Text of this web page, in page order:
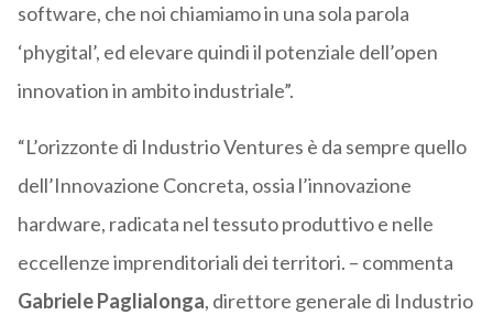
software, che noi chiamiamo in una sola parola
‘phygital’, ed elevare quindi il potenziale dell’open
innovation in ambito industriale”.
“L’orizzonte di Industrio Ventures è da sempre quello
dell’Innovazione Concreta, ossia l’innovazione
hardware, radicata nel tessuto produttivo e nelle
eccellenze imprenditoriali dei territori. – commenta
Gabriele Paglialonga, direttore generale di Industrio